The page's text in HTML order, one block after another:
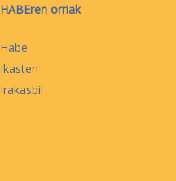
HABEren orriak
Habe
Ikasten
Irakasbil